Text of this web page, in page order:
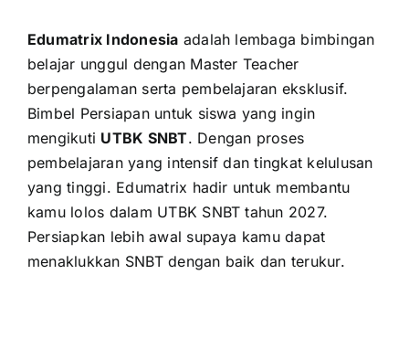
Edumatrix Indonesia adalah lembaga bimbingan
belajar unggul dengan Master Teacher
berpengalaman serta pembelajaran eksklusif.
Bimbel Persiapan untuk siswa yang ingin
mengikuti UTBK SNBT. Dengan proses
pembelajaran yang intensif dan tingkat kelulusan
yang tinggi. Edumatrix hadir untuk membantu
kamu lolos dalam UTBK SNBT tahun 2027.
Persiapkan lebih awal supaya kamu dapat
menaklukkan SNBT dengan baik dan terukur.